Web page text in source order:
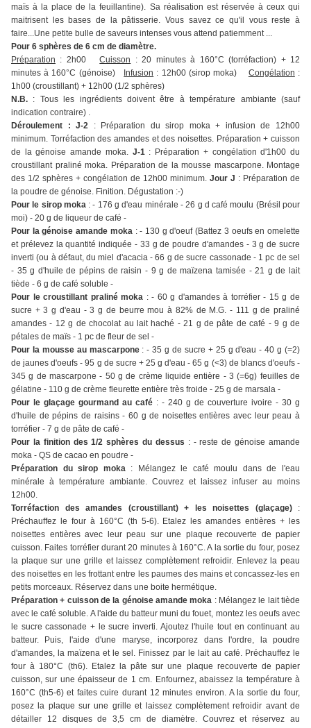
maïs à la place de la feuillantine). Sa réalisation est réservée à ceux qui
maitrisent les bases de la pâtisserie. Vous savez ce qu'il vous reste à
faire...Une petite bulle de saveurs intenses vous attend patiemment ...
Pour 6 sphères de 6 cm de diamètre.
Préparation : 2h00Cuisson : 20 minutes à 160°C (torréfaction) + 12
minutes à 160°C (génoise)
Infusion : 12h00 (sirop moka) Congélation :
1h00 (croustillant) + 12h00 (1/2 sphères)
N.B. : Tous les ingrédients doivent être à température ambiante (sauf
indication contraire) .
Déroulement : J-2 : Préparation du sirop moka + infusion de 12h00
minimum. Torréfaction des amandes et des noisettes. Préparation + cuisson
de la génoise amande moka. J-1: Préparation + congélation d'1h00 du
croustillant praliné moka. Préparation de la mousse mascarpone. Montage
des 1/2 sphères + congélation de 12h00 minimum. Jour J : Préparation de
la poudre de génoise. Finition. Dégustation :-)
Pour le sirop moka: - 176 g d'eau minérale - 26 g d café moulu (Brésil pour
moi) - 20 g de liqueur de café -
Pour la génoise amande moka: - 130 g d'oeuf (Battez 3 oeufs en omelette
et prélevez la quantité indiquée - 33 g de poudre d'amandes - 3 g de sucre
inverti (ou à défaut, du miel d'acacia - 66 g de sucre cassonade - 1 pc de sel
- 35 g d'huile de pépins de raisin - 9 g de maïzena tamisée - 21 g de lait
tiède - 6 g de café soluble -
Pour le croustillant praliné moka : - 60 g d'amandes à torréfier - 15 g de
sucre + 3 g d'eau - 3 g de beurre mou à 82% de M.G. - 111 g de praliné
amandes - 12 g de chocolat au lait haché - 21 g de pâte de café - 9 g de
pétales de maïs - 1 pc de fleur de sel -
Pour la mousse au mascarpone: - 35 g de sucre + 25 g d'eau - 40 g (=2)
de jaunes d'oeufs - 95 g de sucre + 25 g d'eau - 65 g (<3) de blancs d'oeufs -
345 g de mascarpone - 50 g de crème liquide entière - 3 (=6g) feuilles de
gélatine - 110 g de crème fleurette entière très froide - 25 g de marsala -
Pour le glaçage gourmand au café : - 240 g de couverture ivoire - 30 g
d'huile de pépins de raisins - 60 g de noisettes entières avec leur peau à
torréfier - 7 g de pâte de café -
Pour la finition des 1/2 sphères du dessus : - reste de génoise amande
moka - QS de cacao en poudre -
Préparation du sirop moka: Mélangez le café moulu dans de l'eau
minérale à température ambiante. Couvrez et laissez infuser au moins
12h00.
Torréfaction des amandes (croustillant) + les noisettes (glaçage):
Préchauffez le four à 160°C (th 5-6). Etalez les amandes entières + les
noisettes entières avec leur peau sur une plaque recouverte de papier
cuisson. Faites torréfier durant 20 minutes à 160°C. A la sortie du four, posez
la plaque sur une grille et laissez complètement refroidir. Enlevez la peau
des noisettes en les frottant entre les paumes des mains et concassez-les en
petits morceaux. Réservez dans une boite hermétique.
Préparation + cuisson de la génoise amande moka : Mélangez le lait tiède
avec le café soluble. A l'aide du batteur muni du fouet, montez les oeufs avec
le sucre cassonade + le sucre inverti. Ajoutez l'huile tout en continuant au
batteur. Puis, l'aide d'une maryse, incorporez dans l'ordre, la poudre
d'amandes, la maïzena et le sel. Finissez par le lait au café. Préchauffez le
four à 180°C (th6). Etalez la pâte sur une plaque recouverte de papier
cuisson, sur une épaisseur de 1 cm. Enfournez, abaissez la température à
160°C (th5-6) et faites cuire durant 12 minutes environ. A la sortie du four,
posez la plaque sur une grille et laissez complètement refroidir avant de
détailler 12 disques de 3,5 cm de diamètre. Couvrez et réservez au